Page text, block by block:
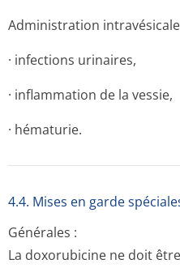
Administration
· infections urinaires,
· inflammation de la vessie,
· hématurie.
4.4. Mises en garde
Générales :
La doxorubicine ne doit